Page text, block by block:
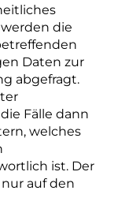
die
Daten zur
abgefragt.
Fälle dann
welches
ist. Der
auf den